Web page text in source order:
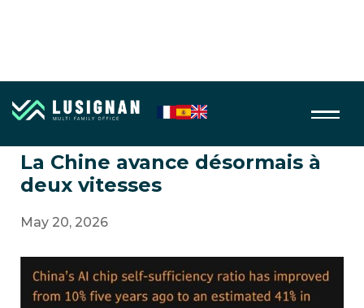
Macro économie
La Chine avance désormais à
deux vitesses
May 20, 2026